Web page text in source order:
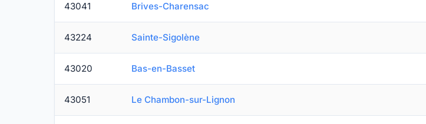
43041 Brives-Charensac
43224 Sainte-Sigolène
43020 Bas-en-Basset
43051 Le Chambon-sur-Lignon